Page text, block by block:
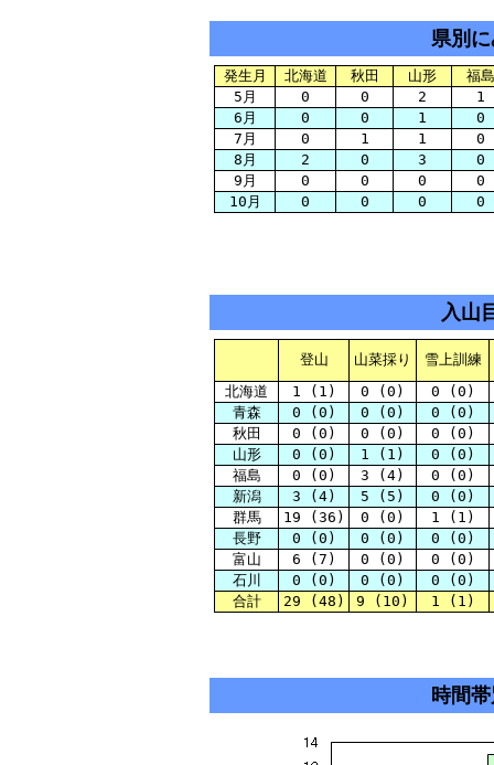
県別
発生月 北海道 秋田 山形
福島
5月
0 0 2
1
6月
0 0 1
0
7月
0 1 1
0
8月
2 0 3
0
9月
0 0 0
0
10月
0 0 0 0
入山
登山 山菜採り
雪上訓練
北海道
1 (1) 0 (0)
0 (0)
青森
0 (0) 0 (0)
0 (0)
秋田
0 (0) 0 (0)
0 (0)
山形
0 (0) 1 (1)
0 (0)
福島
0 (0) 3 (4)
0 (0)
新潟
3 (4) 5 (5)
0 (0)
群馬
19 (36) 0 (0)
1 (1)
長野
0 (0) 0 (0)
0 (0)
富山
6 (7) 0 (0)
0 (0)
石川
0 (0) 0 (0)
0 (0)
合計
29 (48) 9 (10) 1 (1)
時間